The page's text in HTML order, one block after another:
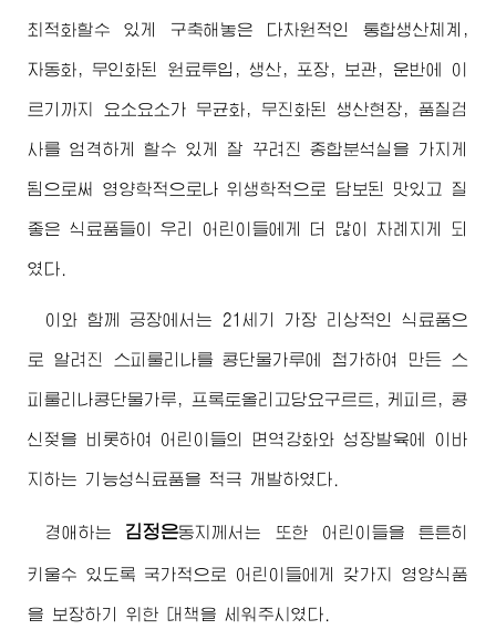
최적화할수 있게 구축해놓은 다차원적인 통합생산체계,
자동화, 무인화된 원료투입, 생산, 포장, 보관, 운반에 이
르기까지 요소요소가 무균화, 무진화된 생산현장, 품질검
사를 엄격하게 할수 있게 잘 꾸려진 종합분석실을 가지게
됨으로써 영양학적으로나 위생학적으로 담보된 맛있고 질
좋은 식료품들이 우리 어린이들에게 더 많이 차례지게 되
였다.
이와 함께 공장에서는 21세기 가장 리상적인 식료품으
로 알려진 스피룰리나를 콩단물가루에 첨가하여 만든 스
피룰리나콩단물가루, 프록토올리고당요구르트, 케피르, 콩
신젖을 비롯하여 어린이들의 면역강화와 성장발육에 이바
지하는 기능성식료품을 적극 개발하였다.
경애하는 김정은동지 께서는 또한 어린이들을 튼튼히
키울수 있도록 국가적으로 어린이들에게 갖가지 영양식품
을 보장하기 위한 대책을 세워주시였다.